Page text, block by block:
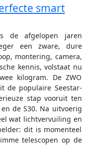
smart
de afgelopen jaren
een zware, dure
montering, camera,
kennis, volstaat nu
kilogram. De ZWO
de populaire Seestar-
stap vooruit ten
de S30. Na uitvoerig
wat lichtvervuiling en
dit is momenteel
telescopen op de